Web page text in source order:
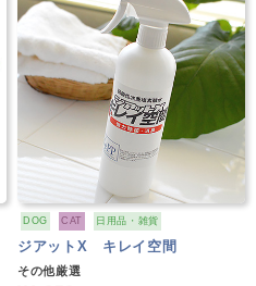
DOG CAT 日用品・雑貨
ジアットX キレイ空間
その他厳選